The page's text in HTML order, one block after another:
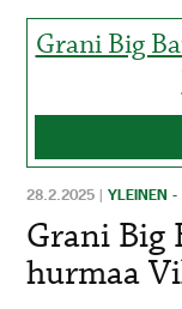
Grani Big
28.2.2025 |YLEINEN
Grani Big
hurmaa